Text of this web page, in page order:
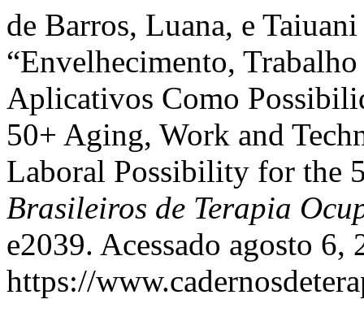
de Barros, Luana, e
“Envelhecimento,
Aplicativos Como
50+ Aging, Work and
Laboral Possibility for the
Brasileiros de Terapia
e2039. Acessado agosto 6,
https://